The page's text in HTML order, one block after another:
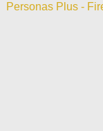
Personas Plus -